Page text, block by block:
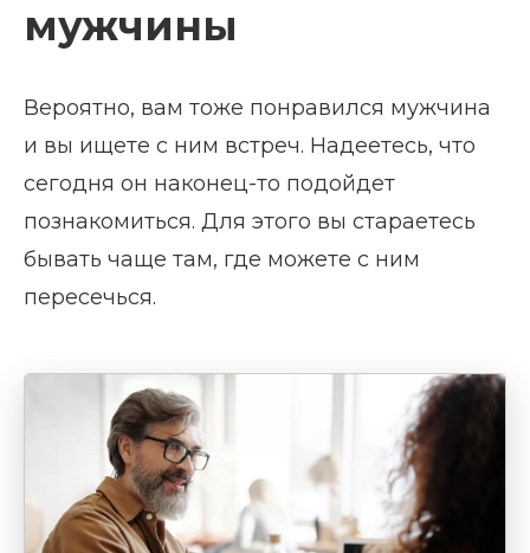
мужчины
Вероятно, вам тоже понравился мужчина
и вы ищете с ним встреч. Надеетесь, что
сегодня он наконец-то подойдет
познакомиться. Для этого вы стараетесь
бывать чаще там, где можете с ним
пересечься.